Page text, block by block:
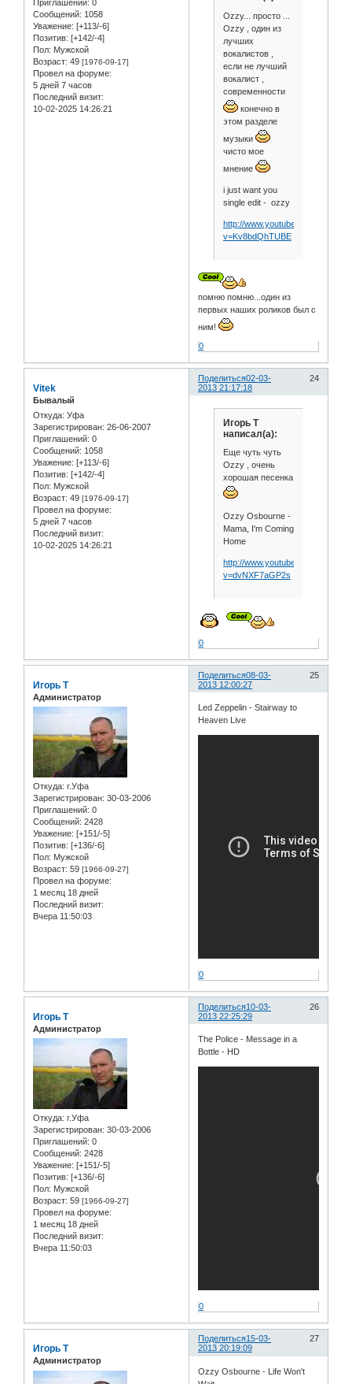
Приглашений: 0
Сообщений: 1058
Уважение: [+113/-6]
Позитив: [+142/-4]
Пол: Мужской
Возраст: 49 [1976-09-17]
Провел на форуме:
5 дней 7 часов
Последний визит:
10-02-2025 14:26:21
Ozzy... просто ...
Ozzy , один из
лучших
вокалистов ,
если не лучший
вокалист ,
современности
конечно в
этом разделе
музыки
чисто мое
мнение
i just want you
single edit - ozzy
http://www.youtube.com/watch?
v=Kv8bdQhTUBE
помню помню...один из
первых наших роликов был с
ним!
0
Поделиться 24
02-03-
2013 21:17:18
Vitek
Бывалый
Откуда: Уфа
Зарегистрирован: 26-06-2007
Приглашений: 0
Сообщений: 1058
Уважение: [+113/-6]
Позитив: [+142/-4]
Пол: Мужской
Возраст: 49 [1976-09-17]
Провел на форуме:
5 дней 7 часов
Последний визит:
10-02-2025 14:26:21
Игорь Т
написал(а):
Еще чуть чуть
Ozzy , очень
хорошая песенка
Ozzy Osbourne -
Mama, I'm Coming
Home
http://www.youtube.com/watch?
v=dvNXF7aGP2s
0
Поделиться 25
08-03-
2013 12:00:27
Игорь Т
Администратор
Откуда: г.Уфа
Зарегистрирован: 30-03-2006
Приглашений: 0
Сообщений: 2428
Уважение: [+151/-5]
Позитив: [+136/-6]
Пол: Мужской
Возраст: 59 [1966-09-27]
Провел на форуме:
1 месяц 18 дней
Последний визит:
Вчера 11:50:03
Led Zeppelin - Stairway to
Heaven Live
0
Поделиться 26
10-03-
2013 22:25:29
Игорь Т
Администратор
Откуда: г.Уфа
Зарегистрирован: 30-03-2006
Приглашений: 0
Сообщений: 2428
Уважение: [+151/-5]
Позитив: [+136/-6]
Пол: Мужской
Возраст: 59 [1966-09-27]
Провел на форуме:
1 месяц 18 дней
Последний визит:
Вчера 11:50:03
The Police - Message in a
Bottle - HD
0
Поделиться 27
15-03-
2013 20:19:09
Игорь Т
Администратор
Ozzy Osbourne - Life Won't